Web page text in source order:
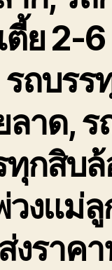
ย 2-6
ถบรร
าด, ร
กสิบล้
วงแม่
งราค